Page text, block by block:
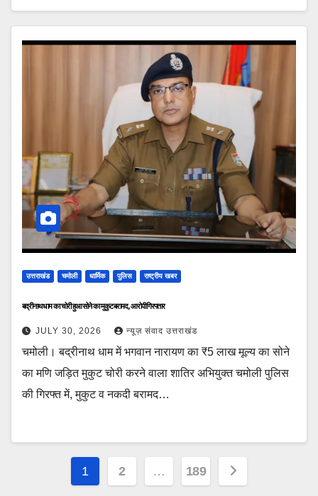
उत्तराखंड चमोली धार्मिक पुलिस राष्ट्रीय खबर
बद्रीनाथ धाम का चोरी हुआ सोने का मुकुट बरामद, आरोपी गिरफ्तार
JULY 30, 2026 न्यूज़ संवाद उत्तराखंड
चमोली। बद्रीनाथ धाम में भगवान नारायण का ₹5 लाख मूल्य का सोने
का मणि जड़ित मुकुट चोरी करने वाला शातिर अभियुक्त चमोली पुलिस
की गिरफ्त में, मुकुट व नकदी बरामद…
Posts
1 2 … 189